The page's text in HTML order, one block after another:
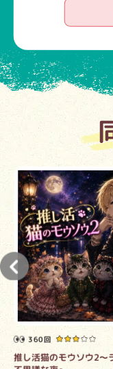
360回
推し活猫のモウソウ2～